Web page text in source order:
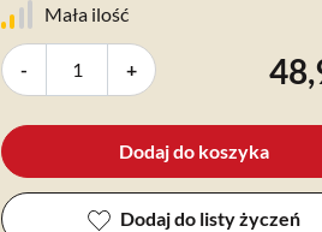
Mała ilość
- +
Dodaj do koszyka
Dodaj do listy życzeń